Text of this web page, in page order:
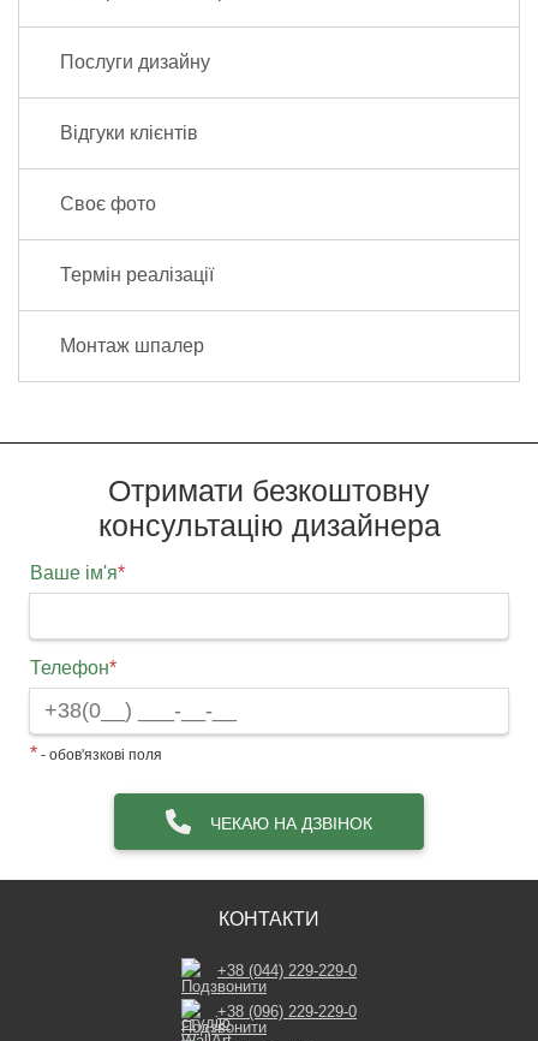
Послуги дизайну
Відгуки клієнтів
Своє фото
Термін реалізації
Монтаж шпалер
Отримати безкоштовну
консультацію дизайнера
Ваше ім'я*
Телефон*
* - обов'язкові поля
ЧЕКАЮ НА ДЗВІНОК
КОНТАКТИ
+38 (044) 229-229-0
+38 (096) 229-229-0